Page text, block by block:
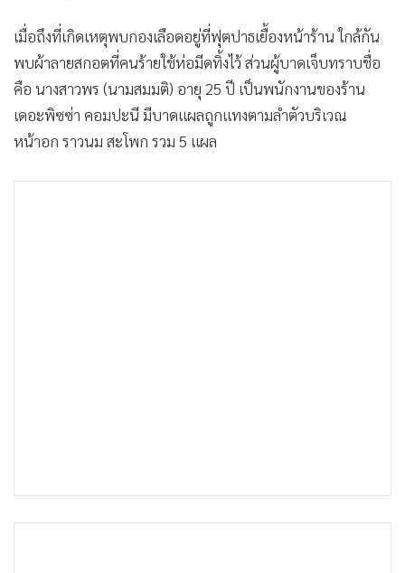
• News1
• Gotomanager
เมื่อถึงที่เกิดเหตุพบกองเลือดอยู่ที่ฟุตปาธเยื้องหน้าร้าน ใกล้กัน
พบผ้าลายสกอตที่คนร้ายใช้ห่อมีดทิ้งไว้ ส่วนผู้บาดเจ็บทราบชื่อ
คือ นางสาวพร (นามสมมติ) อายุ 25 ปี เป็นพนักงานของร้าน
เดอะพิซซ่า คอมปะนี มีบาดแผลถูกแทงตามลำตัวบริเวณ
หน้าอก ราวนม สะโพก รวม 5 แผล